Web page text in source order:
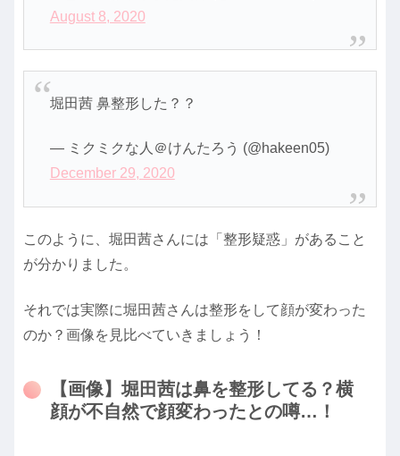
August 8, 2020
堀田茜 鼻整形した？？
— ミクミクな人＠けんたろう (@hakeen05)
December 29, 2020
このように、堀田茜さんには「整形疑惑」があること
が分かりました。
それでは実際に堀田茜さんは整形をして顔が変わった
のか？画像を見比べていきましょう！
【画像】堀田茜は鼻を整形してる？横
顔が不自然で顔変わったとの噂…！